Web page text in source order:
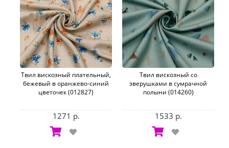
Твил вискозный плательный,
бежевый в оранжево-синий
цветочек (012827)
1271 р.
Твил вискозный со
зверушками в сумрачной
полыни (014260)
1533 р.